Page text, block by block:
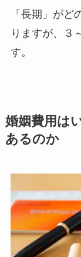
「長期」がど
りますが、３
す。
婚姻費用は
あるのか